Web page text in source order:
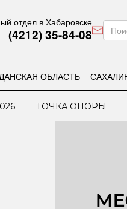
отдел в Хабаровске
(4212) 35-84-08
ОБЛАСТЬ
ТОЧКА ОПОРЫ